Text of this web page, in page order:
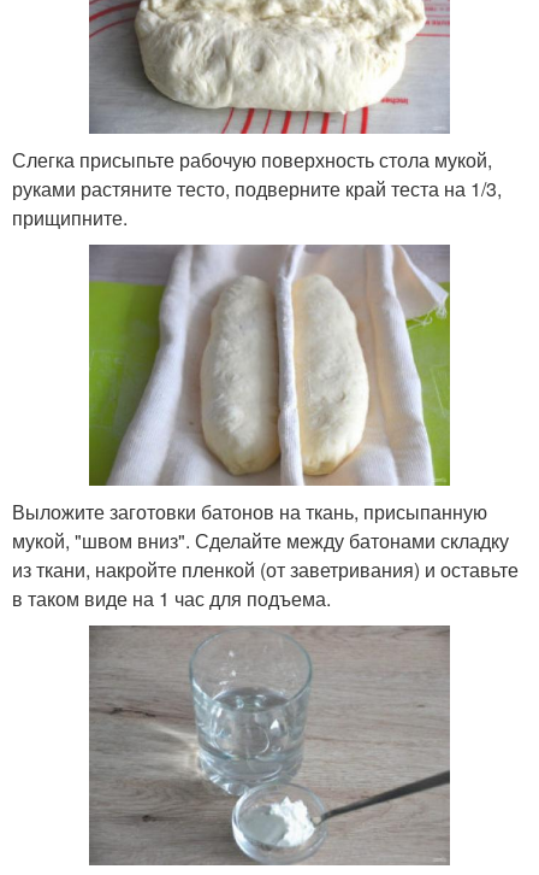
Слегка присыпьте рабочую поверхность стола мукой,
руками растяните тесто, подверните край теста на 1/3,
прищипните.
Выложите заготовки батонов на ткань, присыпанную
мукой, "швом вниз". Сделайте между батонами складку
из ткани, накройте пленкой (от заветривания) и оставьте
в таком виде на 1 час для подъема.